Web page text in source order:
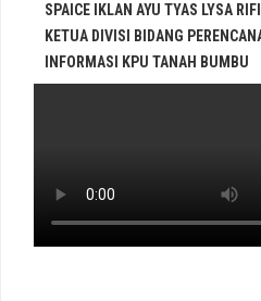
SPAICE IKLAN AYU TYAS LYSA
KETUA DIVISI BIDANG
INFORMASI KPU TANAH BUMBU